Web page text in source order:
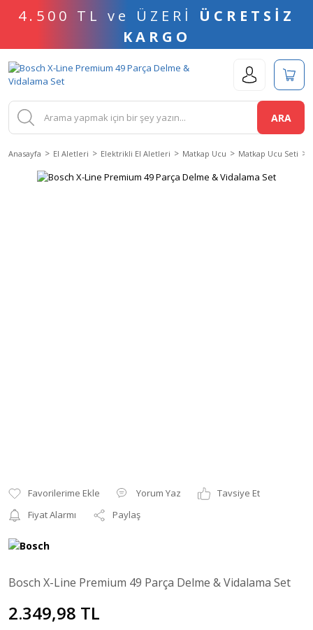
4.500 TL ve ÜZERİ ÜCRETSİZ
KARGO
ARA
Anasayfa El Aletleri Elektrikli El Aletleri Matkap Ucu Matkap Ucu Seti
Yorum Yaz
Tavsiye Et
Fiyat Alarmı
Paylaş
Bosch X-Line Premium 49 Parça Delme & Vidalama Set
2.349,98 TL